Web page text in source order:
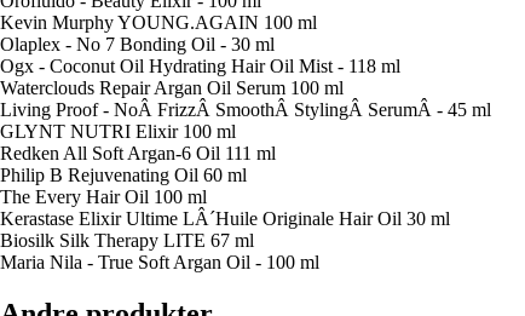
Kevin Murphy YOUNG.AGAIN 100 ml
Olaplex - No 7 Bonding Oil - 30 ml
Ogx - Coconut Oil Hydrating Hair Oil Mist - 118 ml
Waterclouds Repair Argan Oil Serum 100 ml
Living Proof - NoÂ FrizzÂ SmoothÂ StylingÂ SerumÂ - 45 ml
GLYNT NUTRI Elixir 100 ml
Redken All Soft Argan-6 Oil 111 ml
Philip B Rejuvenating Oil 60 ml
The Every Hair Oil 100 ml
Kerastase Elixir Ultime LÂ´Huile Originale Hair Oil 30 ml
Biosilk Silk Therapy LITE 67 ml
Maria Nila - True Soft Argan Oil - 100 ml